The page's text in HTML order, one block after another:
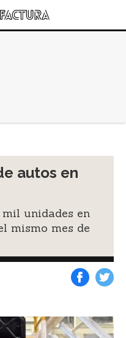
autos en
unidades en
mismo mes de